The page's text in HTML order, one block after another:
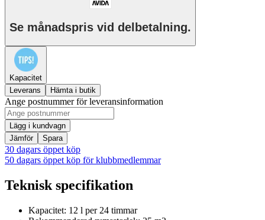
Se månadspris vid delbetalning.
Kapacitet
Leverans
Hämta i butik
Ange postnummer för leveransinformation
Lägg i kundvagn
Jämför
Spara
30 dagars öppet köp
50 dagars öppet köp för klubbmedlemmar
Teknisk specifikation
Kapacitet: 12 l per 24 timmar